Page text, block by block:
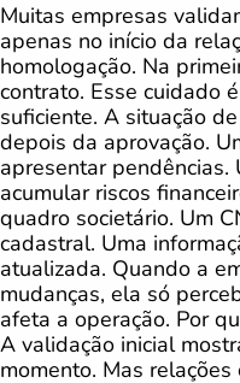
Muitas empresas
apenas no início da
homologação. Na
contrato. Esse cuidado
suficiente. A situação
depois da aprovação.
apresentar
acumular riscos
quadro societário. Um
cadastral. Uma
atualizada. Quando a
mudanças, ela só
afeta a operação. Por
A validação inicial
momento. Mas